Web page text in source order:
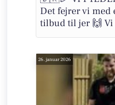
Det fejrer vi
tilbud til jer 🙌
26. januar 2026